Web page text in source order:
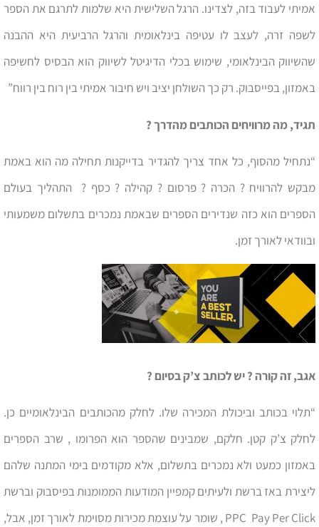
אמיתי לעבוד בזה, לצדינו. הרגל השלישית היא שלמות לתרגם את הספר
לשפה זרה, לעצב לו עטיפה בינלאומית והרגל הרביעית היא ההבנה
שהשיווק הבינלאומי, שימוש בכלי הדיגיטל לשיווק הוא הבסיס לחשיפה
באמזון, בפייסבוק. רק כך השולחן יציב ויש חיבור אמיתי בין רוח בין רווח”
תגיד, מה מרוויחים הכותבים מהדרך ?
“נתחיל מהסוף, כל אחד צריך להגדיר בדייקנות תחילה מה הוא באמת
מבקש להרוויח ? הכרה ? פרסום ? קהילה ? כסף ? התהליך בעולם
הספרים הוא כזה שנדירים הספרים שבאמת נמכרים בתשלום משמעותי
ובוודאי לאורך זמן.
אגב, זה קורה ? יש לכותב צ’ק בסיום ?
“תלוי בכותב וביכולת המכירה שלו. לחלק מהכותבים הבינלאומיים כן.
לחלק צ’ק קטן. חלקם, שמבינים שהספר הוא הפרומו , שרב הספרים
באמזון כמעט ולא נמכרים בתשלום, אלא מקודמים בימי המתנה שלהם
ליצירת באז ברשת ולעיתים קמפיין המודעות הממומנות בפיסבוק וברשת
PPC Pay Per Click , שומר על עוצמת מכירות מסוימת לאורך זמן, אבל,